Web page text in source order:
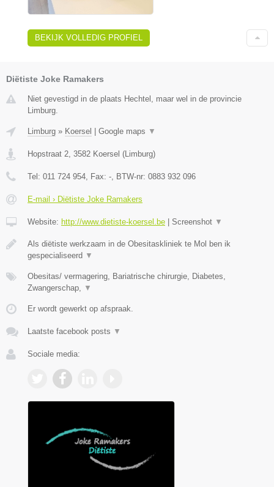
BEKIJK VOLLEDIG PROFIEL
Diëtiste Joke Ramakers
Niet gevestigd in de plaats Hechtel, maar wel in de provincie
Limburg.
Limburg » Koersel | Google maps ▼
Hopstraat 2 3582 Koersel (Limburg)
Tel: 011 724 954 , Fax: - , BTW-nr: 0883 932 096
E-mail › Diëtiste Joke Ramakers
Website: http://www.dietiste-koersel.be | Screenshot ▼
Als diëtiste werkzaam in de Obesitaskliniek te Mol ben ik
gespecialiseerd ▼
Obesitas/ vermagering, Bariatrische chirurgie, Diabetes,
Zwangerschap,
▼
Er wordt gewerkt op afspraak.
Laatste facebook posts ▼
Sociale media: